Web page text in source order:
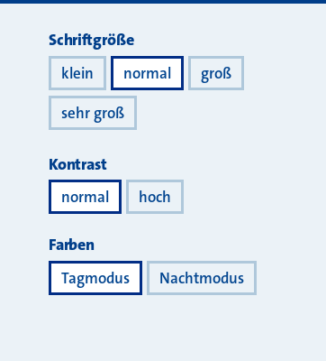
Darstellung
Schriftgröße
klein normal
groß
sehr groß
Kontrast
normal hoch
Farben
Tagmodus Nachtmodus